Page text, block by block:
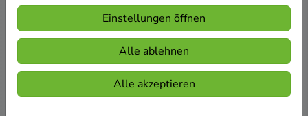
WOHNRAUMLÜFTUNG
Sie planen einen Neubau und suchen
eine möglichst energieeffiziente
Einstellungen öffnen
Alle ablehnen
Alle akzeptieren